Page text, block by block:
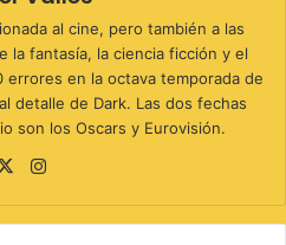
al cine, pero también a las
la fantasía, la ciencia ficción y el
errores en la octava temporada de
detalle de Dark. Las dos fechas
son los Oscars y Eurovisión.
X